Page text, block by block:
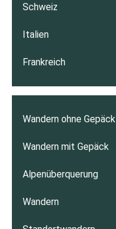
Schweiz
Italien
Frankreich
Wandern ohne Gepäck
Wandern mit Gepäck
Alpenüberquerung
Wandern